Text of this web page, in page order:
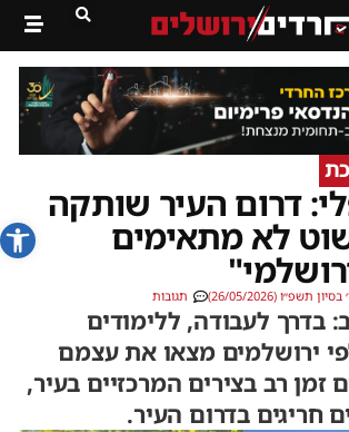
פתח
דרום העיר שותקה
לא מתאימים
בסיון תשפ״ו (26/05/2026) תגובות
בדרך לעבודה, ללימודים
ירושלמים מצאו את עצמם
זמן רב בצירים המרכזיים בעיר,
חריגים בדרום העיר.